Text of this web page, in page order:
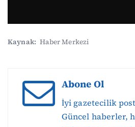
Kaynak: Haber Merkezi
Abone Ol
İyi gazetecilik
Güncel haberler,